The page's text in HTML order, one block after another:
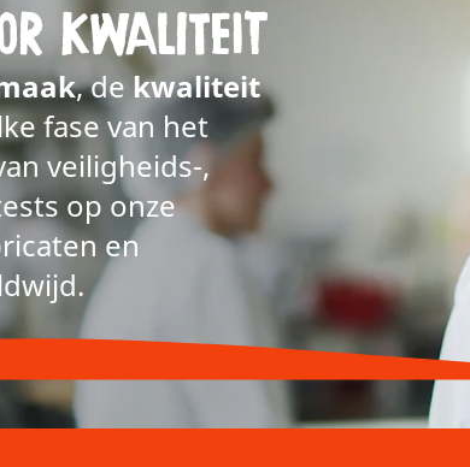
kwaliteit
, dekwaliteit
fase van het
veiligheids-,
op onze
en